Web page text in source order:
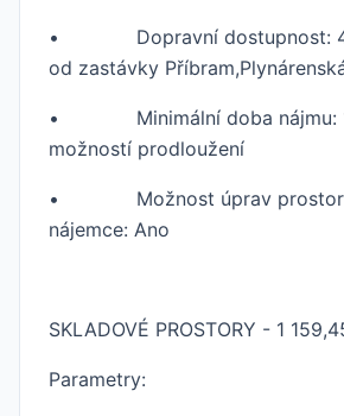
• Dopravní dostupnost: 4
od zastávky
• Minimální doba nájmu:
možností prodloužení
• Možnost úprav prostor
nájemce: Ano
SKLADOVÉ PROSTORY - 1
Parametry: